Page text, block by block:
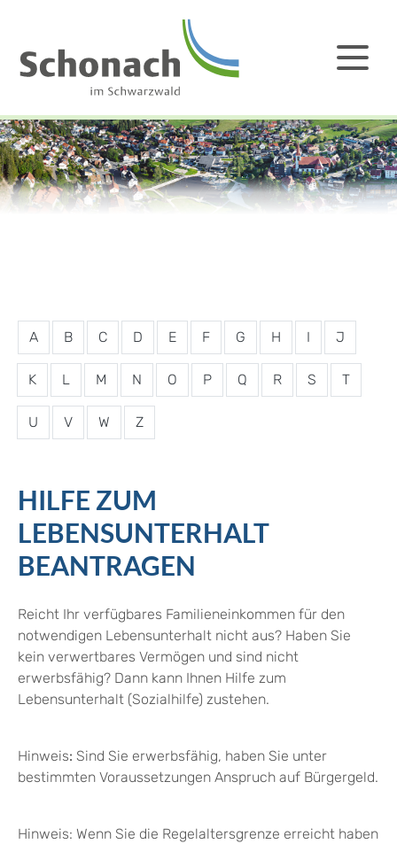
A B C D E F G H I J
K L M N O P Q R S T
U V W Z
HILFE ZUM
LEBENSUNTERHALT
BEANTRAGEN
Reicht Ihr verfügbares Familieneinkommen für den
notwendigen Lebensunterhalt nicht aus? Haben Sie
kein verwertbares Vermögen und sind nicht
erwerbsfähig? Dann kann Ihnen Hilfe zum
Lebensunterhalt (Sozialhilfe) zustehen.
Hinweis: Sind Sie erwerbsfähig, haben Sie unter
bestimmten Voraussetzungen Anspruch auf Bürgergeld.
Hinweis: Wenn Sie die Regelaltersgrenze erreicht haben